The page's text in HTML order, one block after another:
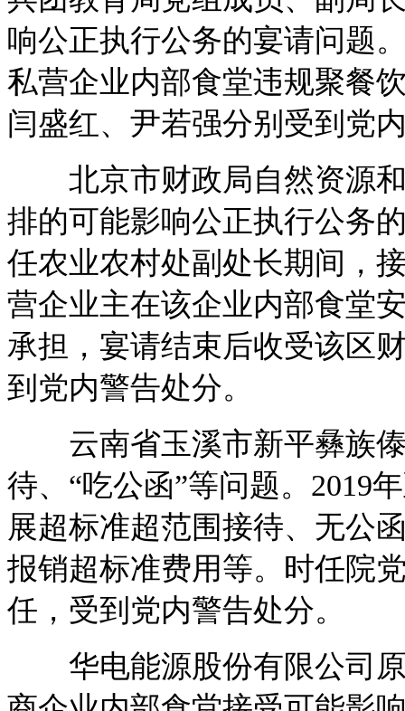
响公正执行公务的宴请问题
私营企业内部食堂违规聚餐
闫盛红、尹若强分别受到党
北京市财政局自然资源和
排的可能影响公正执行公务
任农业农村处副处长期间，
营企业主在该企业内部食堂
承担，宴请结束后收受该区
到党内警告处分。
云南省玉溪市新平彝族傣
待、“吃公函”等问题。2019
展超标准超范围接待、无公
报销超标准费用等。时任院
任，受到党内警告处分。
华电能源股份有限公司原